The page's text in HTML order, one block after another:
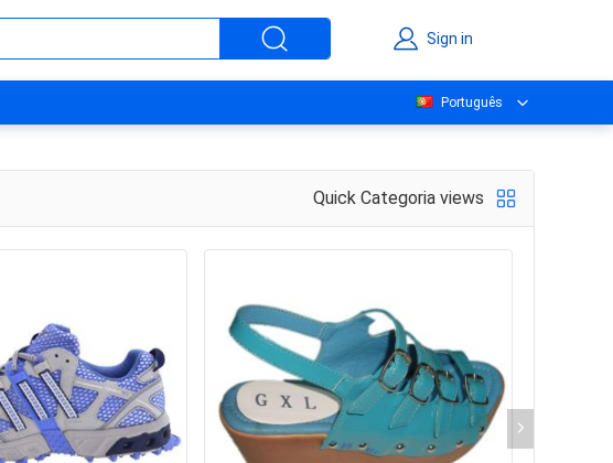
Sign in
Português
Quick Categoria views